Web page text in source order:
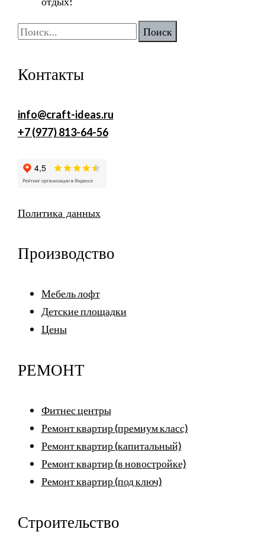
Найти:
Контакты
info@craft-ideas.ru
+7 (977) 813-64-56
Политика данных
Производство
Мебель лофт
Детские площадки
Цены
РЕМОНТ
Фитнес центры
Ремонт квартир (премиум класс)
Ремонт квартир (капитальный)
Ремонт квартир (в новостройке)
Ремонт квартир (под ключ)
Строительство